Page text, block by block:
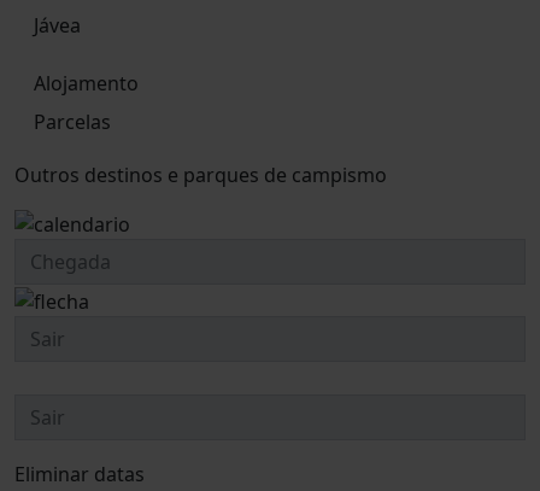
Jávea
Alojamento
Parcelas
Outros destinos e parques de campismo
Eliminar datas